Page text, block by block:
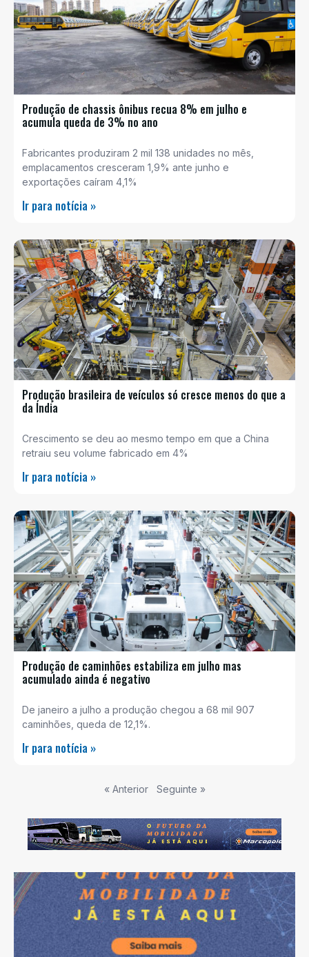
Produção de chassis ônibus recua 8% em julho e
acumula queda de 3% no ano
Fabricantes produziram 2 mil 138 unidades no mês,
emplacamentos cresceram 1,9% ante junho e
exportações caíram 4,1%
Ir para notícia »
Produção brasileira de veículos só cresce menos do que a
da Índia
Crescimento se deu ao mesmo tempo em que a China
retraiu seu volume fabricado em 4%
Ir para notícia »
Produção de caminhões estabiliza em julho mas
acumulado ainda é negativo
De janeiro a julho a produção chegou a 68 mil 907
caminhões, queda de 12,1%.
Ir para notícia »
« Anterior Seguinte »